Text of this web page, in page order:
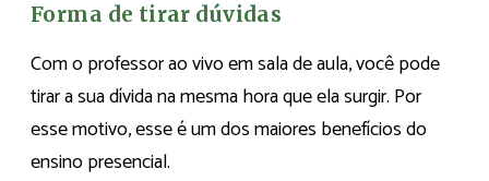
Forma de tirar dúvidas
Com o professor ao vivo em sala de aula, você pode
tirar a sua dívida na mesma hora que ela surgir. Por
esse motivo, esse é um dos maiores benefícios do
ensino presencial.